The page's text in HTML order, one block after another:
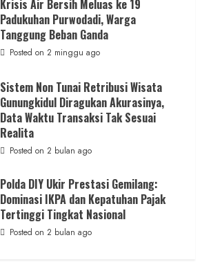
Krisis Air Bersih Meluas ke 19
Padukuhan Purwodadi, Warga
Tanggung Beban Ganda
Posted on 2 minggu ago
Sistem Non Tunai Retribusi Wisata
Gunungkidul Diragukan Akurasinya,
Data Waktu Transaksi Tak Sesuai
Realita
Posted on 2 bulan ago
Polda DIY Ukir Prestasi Gemilang:
Dominasi IKPA dan Kepatuhan Pajak
Tertinggi Tingkat Nasional
Posted on 2 bulan ago